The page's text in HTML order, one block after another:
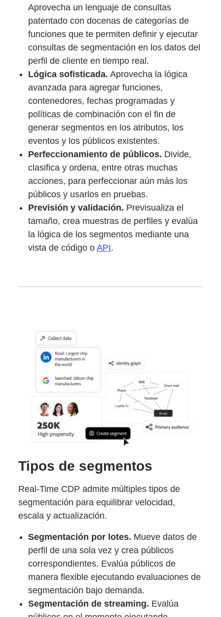
Aprovecha un lenguaje de consultas
patentado con docenas de categorías de
funciones que te permiten definir y ejecutar
consultas de segmentación en los datos del
perfil de cliente en tiempo real.
Lógica sofisticada. Aprovecha la lógica
avanzada para agregar funciones,
contenedores, fechas programadas y
políticas de combinación con el fin de
generar segmentos en los atributos, los
eventos y los públicos existentes.
Perfeccionamiento de públicos. Divide,
clasifica y ordena, entre otras muchas
acciones, para perfeccionar aún más los
públicos y usarlos en pruebas.
Previsión y validación. Previsualiza el
tamaño, crea muestras de perfiles y evalúa
la lógica de los segmentos mediante una
vista de código oAPI.
Tipos de segmentos
Real-Time CDP admite múltiples tipos de
segmentación para equilibrar velocidad,
escala y actualización.
Segmentación por lotes. Mueve datos de
perfil de una sola vez y crea públicos
correspondientes. Evalúa públicos de
manera flexible ejecutando evaluaciones de
segmentación bajo demanda.
Segmentación de streaming. Evalúa